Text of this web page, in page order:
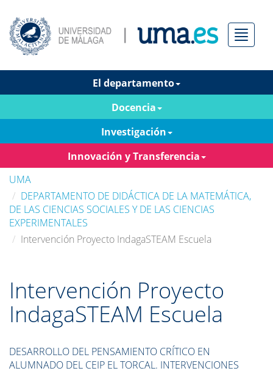
Menú
El departamento
Docencia
Investigación
Innovación y Transferencia
UMA
DEPARTAMENTO DE DIDÁCTICA DE LA MATEMÁTICA,
DE LAS CIENCIAS SOCIALES Y DE LAS CIENCIAS
EXPERIMENTALES
Intervención Proyecto IndagaSTEAM Escuela
Intervención Proyecto
IndagaSTEAM Escuela
DESARROLLO DEL PENSAMIENTO CRÍTICO EN
ALUMNADO DEL CEIP EL TORCAL. INTERVENCIONES